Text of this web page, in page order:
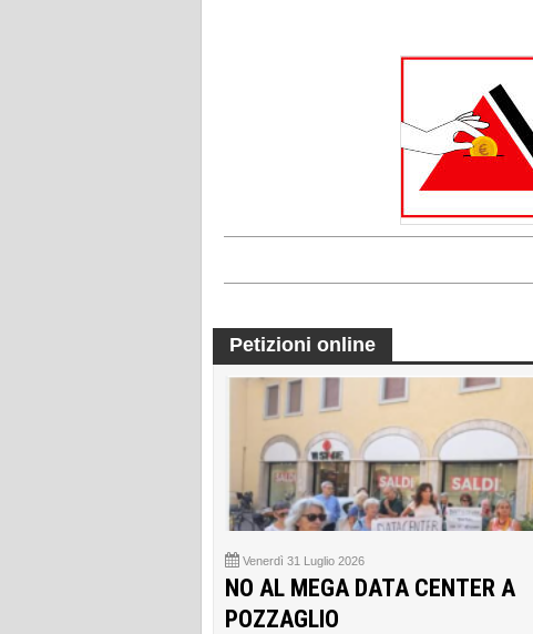
Petizioni online
Venerdì 31 Luglio 2026
NO AL MEGA DATA CENTER A
POZZAGLIO